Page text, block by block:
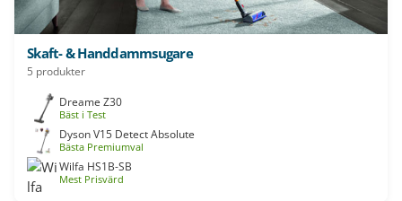
Skaft- & Handdammsugare
5 produkter
Dreame Z30
Bäst i Test
Dyson V15 Detect Absolute
Bästa Premiumval
Wilfa HS1B-SB
Mest Prisvärd